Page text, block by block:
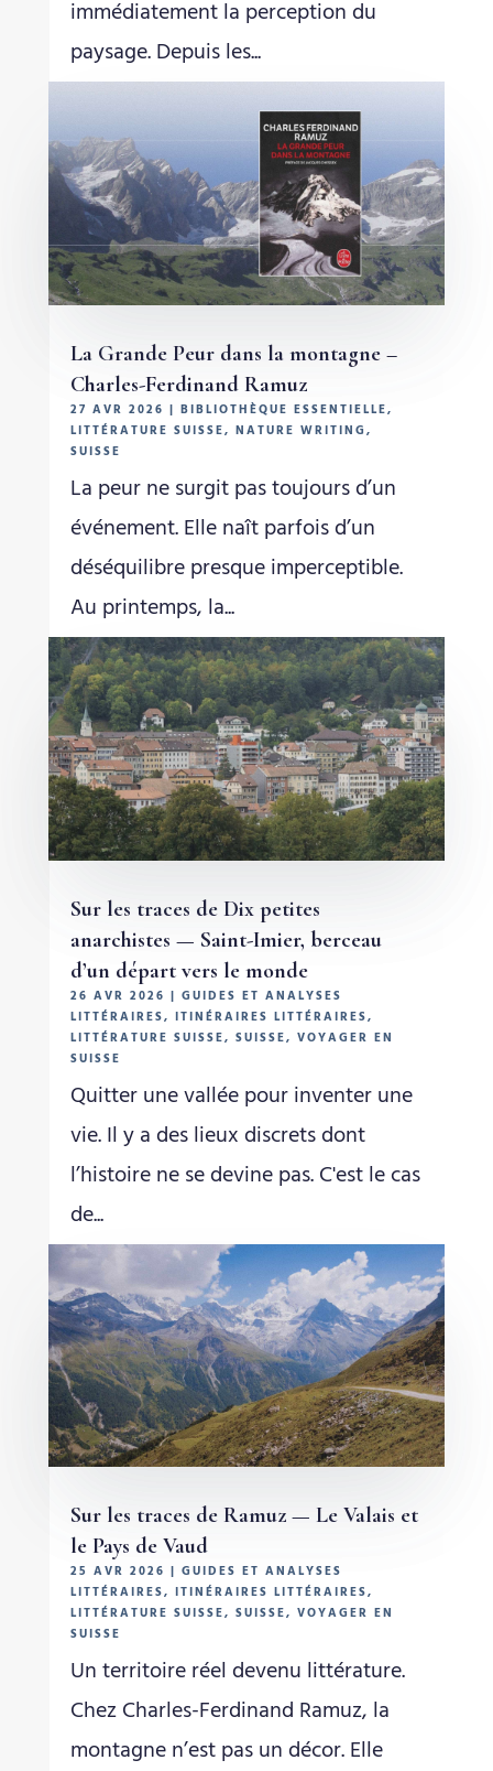
immédiatement la perception du
paysage. Depuis les...
La Grande Peur dans la montagne –
Charles-Ferdinand Ramuz
27 AVR 2026 | BIBLIOTHÈQUE ESSENTIELLE,
LITTÉRATURE SUISSE, NATURE WRITING,
SUISSE
La peur ne surgit pas toujours d’un
événement. Elle naît parfois d’un
déséquilibre presque imperceptible.
Au printemps, la...
Sur les traces de Dix petites
anarchistes — Saint-Imier, berceau
d’un départ vers le monde
26 AVR 2026 | GUIDES ET ANALYSES
LITTÉRAIRES, ITINÉRAIRES LITTÉRAIRES,
LITTÉRATURE SUISSE, SUISSE, VOYAGER EN
SUISSE
Quitter une vallée pour inventer une
vie. Il y a des lieux discrets dont
l’histoire ne se devine pas. C'est le cas
de...
Sur les traces de Ramuz — Le Valais et
le Pays de Vaud
25 AVR 2026 | GUIDES ET ANALYSES
LITTÉRAIRES, ITINÉRAIRES LITTÉRAIRES,
LITTÉRATURE SUISSE, SUISSE, VOYAGER EN
SUISSE
Un territoire réel devenu littérature.
Chez Charles-Ferdinand Ramuz, la
montagne n’est pas un décor. Elle